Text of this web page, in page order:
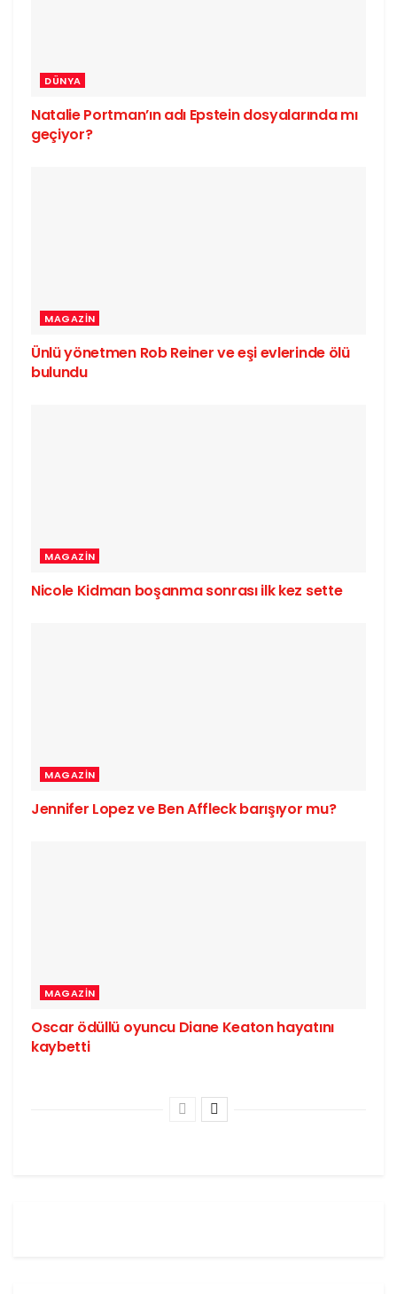
DÜNYA
Natalie Portman’ın adı Epstein dosyalarında mı
geçiyor?
MAGAZIN
Ünlü yönetmen Rob Reiner ve eşi evlerinde ölü
bulundu
MAGAZIN
Nicole Kidman boşanma sonrası ilk kez sette
MAGAZIN
Jennifer Lopez ve Ben Affleck barışıyor mu?
MAGAZIN
Oscar ödüllü oyuncu Diane Keaton hayatını
kaybetti